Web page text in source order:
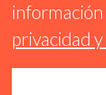
privacidad y